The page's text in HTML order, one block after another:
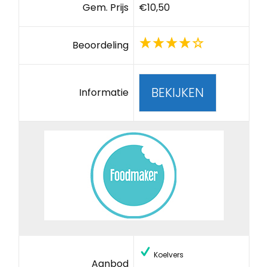
Gem. Prijs €10,50
Beoordeling
Informatie BEKIJKEN
Aanbod
Koelvers